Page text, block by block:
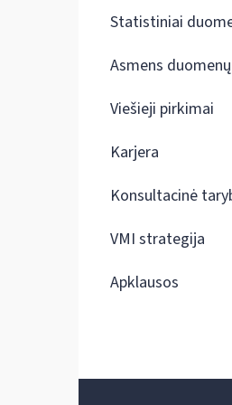
Statistiniai
Asmens
Viešieji pirkimai
Karjera
Konsultacinė
VMI strategija
Apklausos